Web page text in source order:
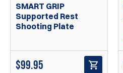
SMART GRIP
Supported Rest
Shooting Plate
$99.95